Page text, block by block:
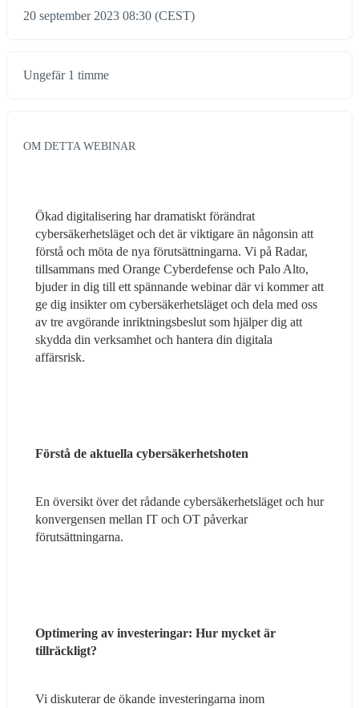
20 september 2023 08:30 (CEST)
Ungefär 1 timme
OM DETTA WEBINAR
Ökad digitalisering har dramatiskt förändrat
cybersäkerhetsläget och det är viktigare än någonsin att
förstå och möta de nya förutsättningarna. Vi på Radar,
tillsammans med Orange Cyberdefense och Palo Alto,
bjuder in dig till ett spännande webinar där vi kommer att
ge dig insikter om cybersäkerhetsläget och dela med oss
av tre avgörande inriktningsbeslut som hjälper dig att
skydda din verksamhet och hantera din digitala
affärsrisk.
Förstå de aktuella cybersäkerhetshoten
En översikt över det rådande cybersäkerhetsläget och hur
konvergensen mellan IT och OT påverkar
förutsättningarna.
Optimering av investeringar: Hur mycket är
tillräckligt?
Vi diskuterar de ökande investeringarna inom